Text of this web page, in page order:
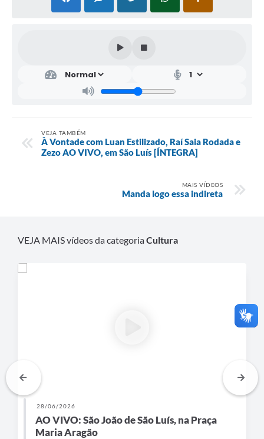
VEJA TAMBÉM
À Vontade com Luan Estilizado, Raí Saia Rodada e
Zezo AO VIVO, em São Luís [ÍNTEGRA]
MAIS VÍDEOS
Manda logo essa indireta
VEJA MAIS vídeos da categoriaCultura
28/06/2026
AO VIVO: São João de São Luís, na Praça
Maria Aragão